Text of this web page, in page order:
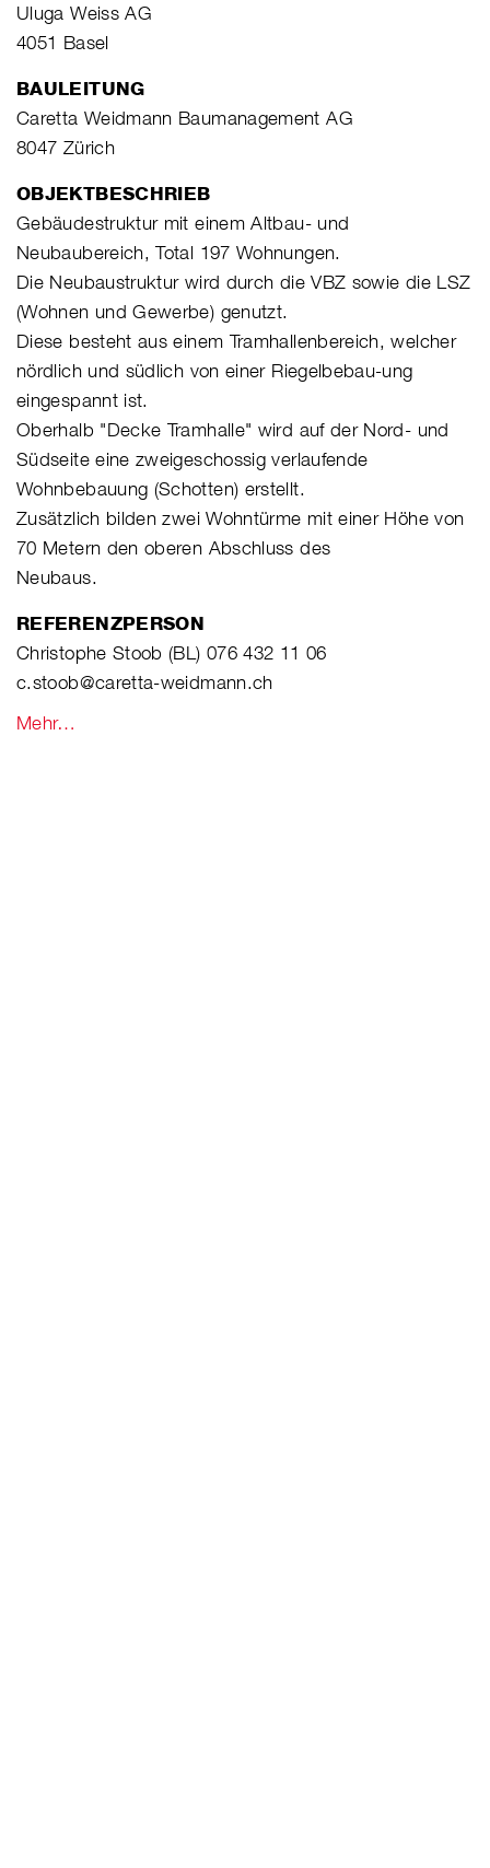
Uluga Weiss AG
4051 Basel
BAULEITUNG
Caretta Weidmann Baumanagement AG
8047 Zürich
OBJEKTBESCHRIEB
Gebäudestruktur mit einem Altbau- und
Neubaubereich, Total 197 Wohnungen.
Die Neubaustruktur wird durch die VBZ sowie die LSZ
(Wohnen und Gewerbe) genutzt.
Diese besteht aus einem Tramhallenbereich, welcher
nördlich und südlich von einer Riegelbebau-ung
eingespannt ist.
Oberhalb "Decke Tramhalle" wird auf der Nord- und
Südseite eine zweigeschossig verlaufende
Wohnbebauung (Schotten) erstellt.
Zusätzlich bilden zwei Wohntürme mit einer Höhe von
70 Metern den oberen Abschluss des
Neubaus.
REFERENZPERSON
Christophe Stoob (BL) 076 432 11 06
c.stoob@caretta-weidmann.ch
Mehr…